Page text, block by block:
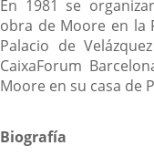
En 1981 se
obra de Moore en la
Palacio de
CaixaForum
Moore en su casa de
Biografía